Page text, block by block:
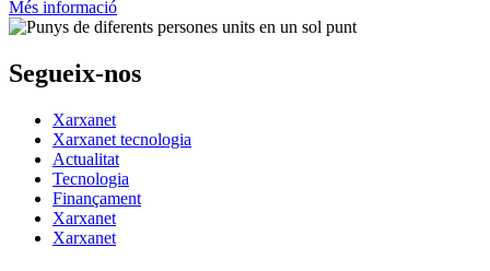
Més informació
Segueix-nos
Xarxanet
Xarxanet tecnologia
Actualitat
Tecnologia
Finançament
Xarxanet
Xarxanet